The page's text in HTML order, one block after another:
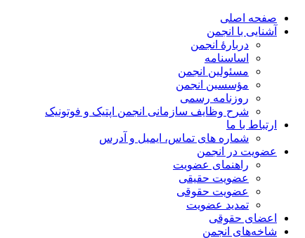
صفحه اصلی
آشنایی با انجمن
دربارۀ انجمن
اساسنامه
مسئولین انجمن
مؤسسین انجمن
روزنامه رسمی
شرح وظایف سازمانی انجمن اپتیک و فوتونیک
ارتباط با ما
شماره های تماس، ایمیل و آدرس
عضویت در انجمن
راهنمای عضویت
عضویت حقیقی
عضویت حقوقی
تمدید عضویت
اعضای حقوقی
شاخه‌های انجمن